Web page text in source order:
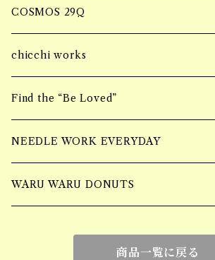
フィレタイプ
ブランケット巾着BAG
ブランケットケースBAG
ニーハイBAG
ショルダーBAG
Bangle
Bracelet
ring
piercing
Bracelet
Earring
Accessory
COSMOS 29Q
chicchi works
Find the “Be Loved”
wall hangging vase
Mulch Flower Bag
NEEDLE WORK EVERYDAY
tufting bag
WARU WARU DONUTS
商品一覧に戻る